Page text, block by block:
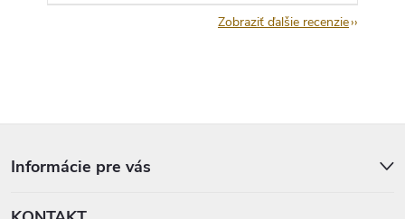
Zobraziť ďalšie recenzie
Informácie pre vás